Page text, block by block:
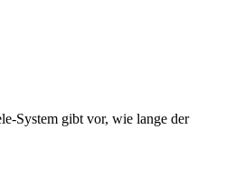
System gibt vor, wie lange der